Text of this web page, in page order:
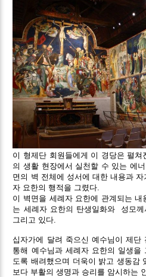
이 형제단 회원들에게 이 경당은 펼
의 생활 현장에서 실천할 수 있는 에
면의 벽 전체에 성서에 대한 내용과
자 요한의 행적을 그렸다.
이 벽면을 세례자 요한에 관계되는
는 세례자 요한의 탄생일화와 성모
그리고 있다.
십자가에 달려 죽으신 예수님이 제단
통해 예수님과 세례자 요한의 일생을
도록 배려했으며 더욱이 밝고 생동감
보다 부활의 생명과 승리를 암시하는